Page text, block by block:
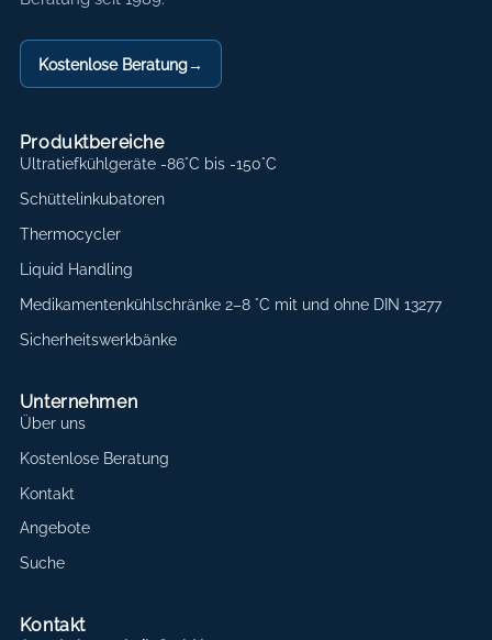
Kostenlose Beratung→
Produktbereiche
Ultratiefkühlgeräte -86°C bis -150°C
Schüttelinkubatoren
Thermocycler
Liquid Handling
Medikamentenkühlschränke 2–8 °C mit und ohne DIN 13277
Sicherheitswerkbänke
Unternehmen
Über uns
Kostenlose Beratung
Kontakt
Angebote
Suche
Kontakt